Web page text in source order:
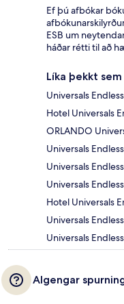
Ef þú afbókar
ESB um
háðar rétti til að
Líka þekkt sem
Universals
Hotel Universals
ORLANDO
Universals
Universals
Universals
Hotel Universals
Universals
Universals
Algengar